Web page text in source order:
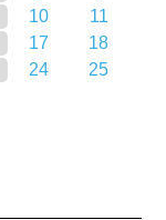
10
11
17
18
24
25